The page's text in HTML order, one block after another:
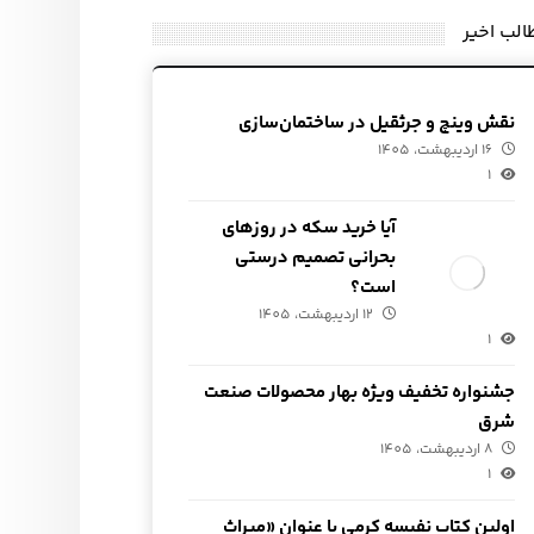
اخیر
نقش وینچ و جرثقیل در ساختمان‌سازی
16 اردیبهشت، 1405
1
آیا خرید سکه در روزهای
بحرانی تصمیم درستی
است؟
12 اردیبهشت، 1405
1
جشنواره تخفیف ویژه بهار محصولات صنعت
شرق
8 اردیبهشت، 1405
1
اولین کتاب نفیسه کرمی با عنوان «میراث